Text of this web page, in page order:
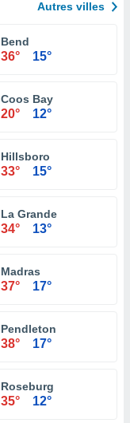
Autres villes
Bend
36° 15°
Coos Bay
20° 12°
Hillsboro
33° 15°
La Grande
34° 13°
Madras
37° 17°
Pendleton
38° 17°
Roseburg
35° 12°